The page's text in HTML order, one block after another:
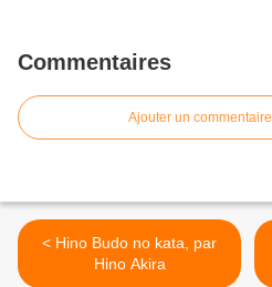
Commentaires
Ajouter un commentaire
< Hino Budo no kata, par
Hino Akira